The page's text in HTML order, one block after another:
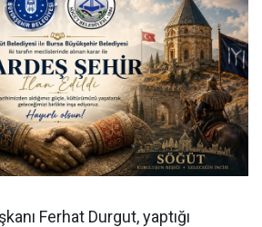
Ferhat Durgut, yaptığı